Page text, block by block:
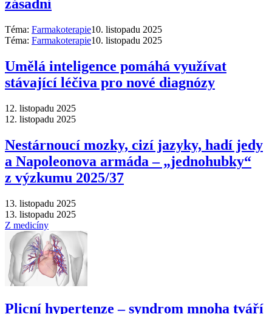
zásadní
Téma: Farmakoterapie10. listopadu 2025
Téma: Farmakoterapie10. listopadu 2025
Umělá inteligence pomáhá využívat
stávající léčiva pro nové diagnózy
12. listopadu 2025
12. listopadu 2025
Nestárnoucí mozky, cizí jazyky, hadí jedy
a Napoleonova armáda –⁠ „jednohubky“
z výzkumu 2025/37
13. listopadu 2025
13. listopadu 2025
Z medicíny
Plicní hypertenze –⁠ syndrom mnoha tváří